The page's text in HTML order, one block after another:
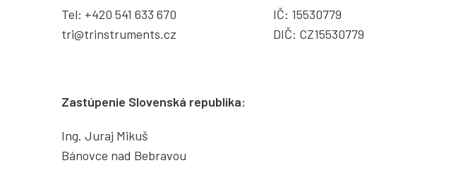
Tel: +420 541 633 670
tri@trinstruments.cz
Zastúpenie Slovenská republika:
Ing. Juraj Mikuš
Bánovce nad Bebravou
IČ: 15530779
DIČ: CZ15530779